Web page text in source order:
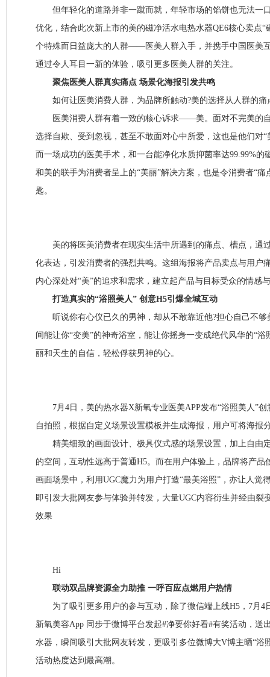
但年轻化的道路并非一蹴而就，年轻市场的馅饼也无法一
优化，结合此次新上市的美的磁净活水电热水器QE6核心卖点“
个特殊而日益庞大的人群——医美人群入手，并携手中国医美
通过令人耳目一新的体验，吸引更多医美人群的关注。
聚焦医美人群真实痛点 场景化海报引发共鸣
如何让医美消费人群，为品牌所触动?美的选择从人群的痛
医美消费人群有着一致的核心诉求——美。面对不完美的自
选择自欺、受到忽视，甚至不敢面对心中所爱，这也是他们对
而一场成功的医美手术，和一台能净化水质抑菌率达99.99%的
和美的联手为消费者呈上的“美丽”解决方案，也是令消费者“痛
匙。
美的将医美消费者在现实生活中所遇到的痛点、槽点，通
化表达，引发消费者的强烈共鸣。这组海报将产品卖点与用户
内心深处对“美”的追求和需求，建立起产品与目标受众的情感
打造真实的“浴照美人” 创意H5引爆全城互动
听说你有心仪已久的男神，却从不敢靠近他?担心自己不够
间能让你“变美”的神奇浴室，能让你摇身一变成绝代风华的“浴
丽和天生的自信，轻松俘获男神的心。
7月4日，美的热水器X新氧专业医美APP发布“浴照美人”创
自拍照，根据自定义场景设置模板并生成海报，用户可将海报
精美细致的画面设计、极具仪式感的场景设置，加上自由
的空间，互动性远高于普通H5。而在用户体验上，品牌将产品
画面场景中，利用UGC魔力为用户打造“最美浴照”，亦让人觉
即引发大批网友参与体验并转发，大量UGC内容衍生并经由裂
效果
Hi
联动双品牌资源全力助推 一呼百应点燃用户热情
为了吸引更多用户的参与互动，除了微信端上线H5，7月4
新氧美容App 同步于微博平台发起#净要你好看#有奖活动，送
水器，瞬间吸引大批网友转发，更吸引多位微博大V博主晒“浴
活动热度达到最高潮。